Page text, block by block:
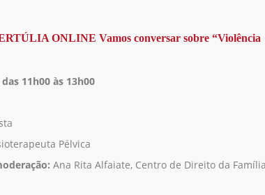
ONLINE Vamos conversar sobre “Violência
11h00 às 13h00
Pélvica
Ana Rita Alfaiate, Centro de Direito da